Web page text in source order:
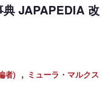
典 JAPAPEDIA 改
者) , ミューラ・マルクス